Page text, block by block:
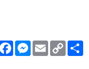
FacebookMessenger
Email Copy
Link